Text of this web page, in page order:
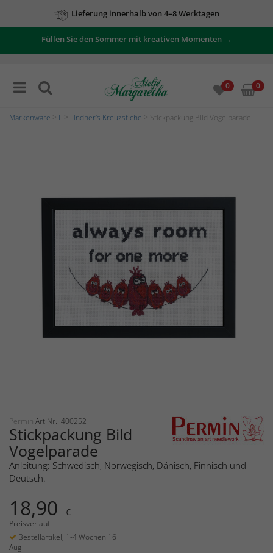
Lieferung innerhalb von 4–8 Werktagen
Füllen Sie den Sommer mit kreativen Momenten →
0 0
Markenware L Lindner's Kreuzstiche > Stickpackung Bild Vogelparade
Permin Art.Nr.: 400252
Stickpackung Bild
Vogelparade
Anleitung: Schwedisch, Norwegisch, Dänisch, Finnisch und
Deutsch.
18,90 €
Preisverlauf
Bestellartikel, 1-4 Wochen 16
Aug